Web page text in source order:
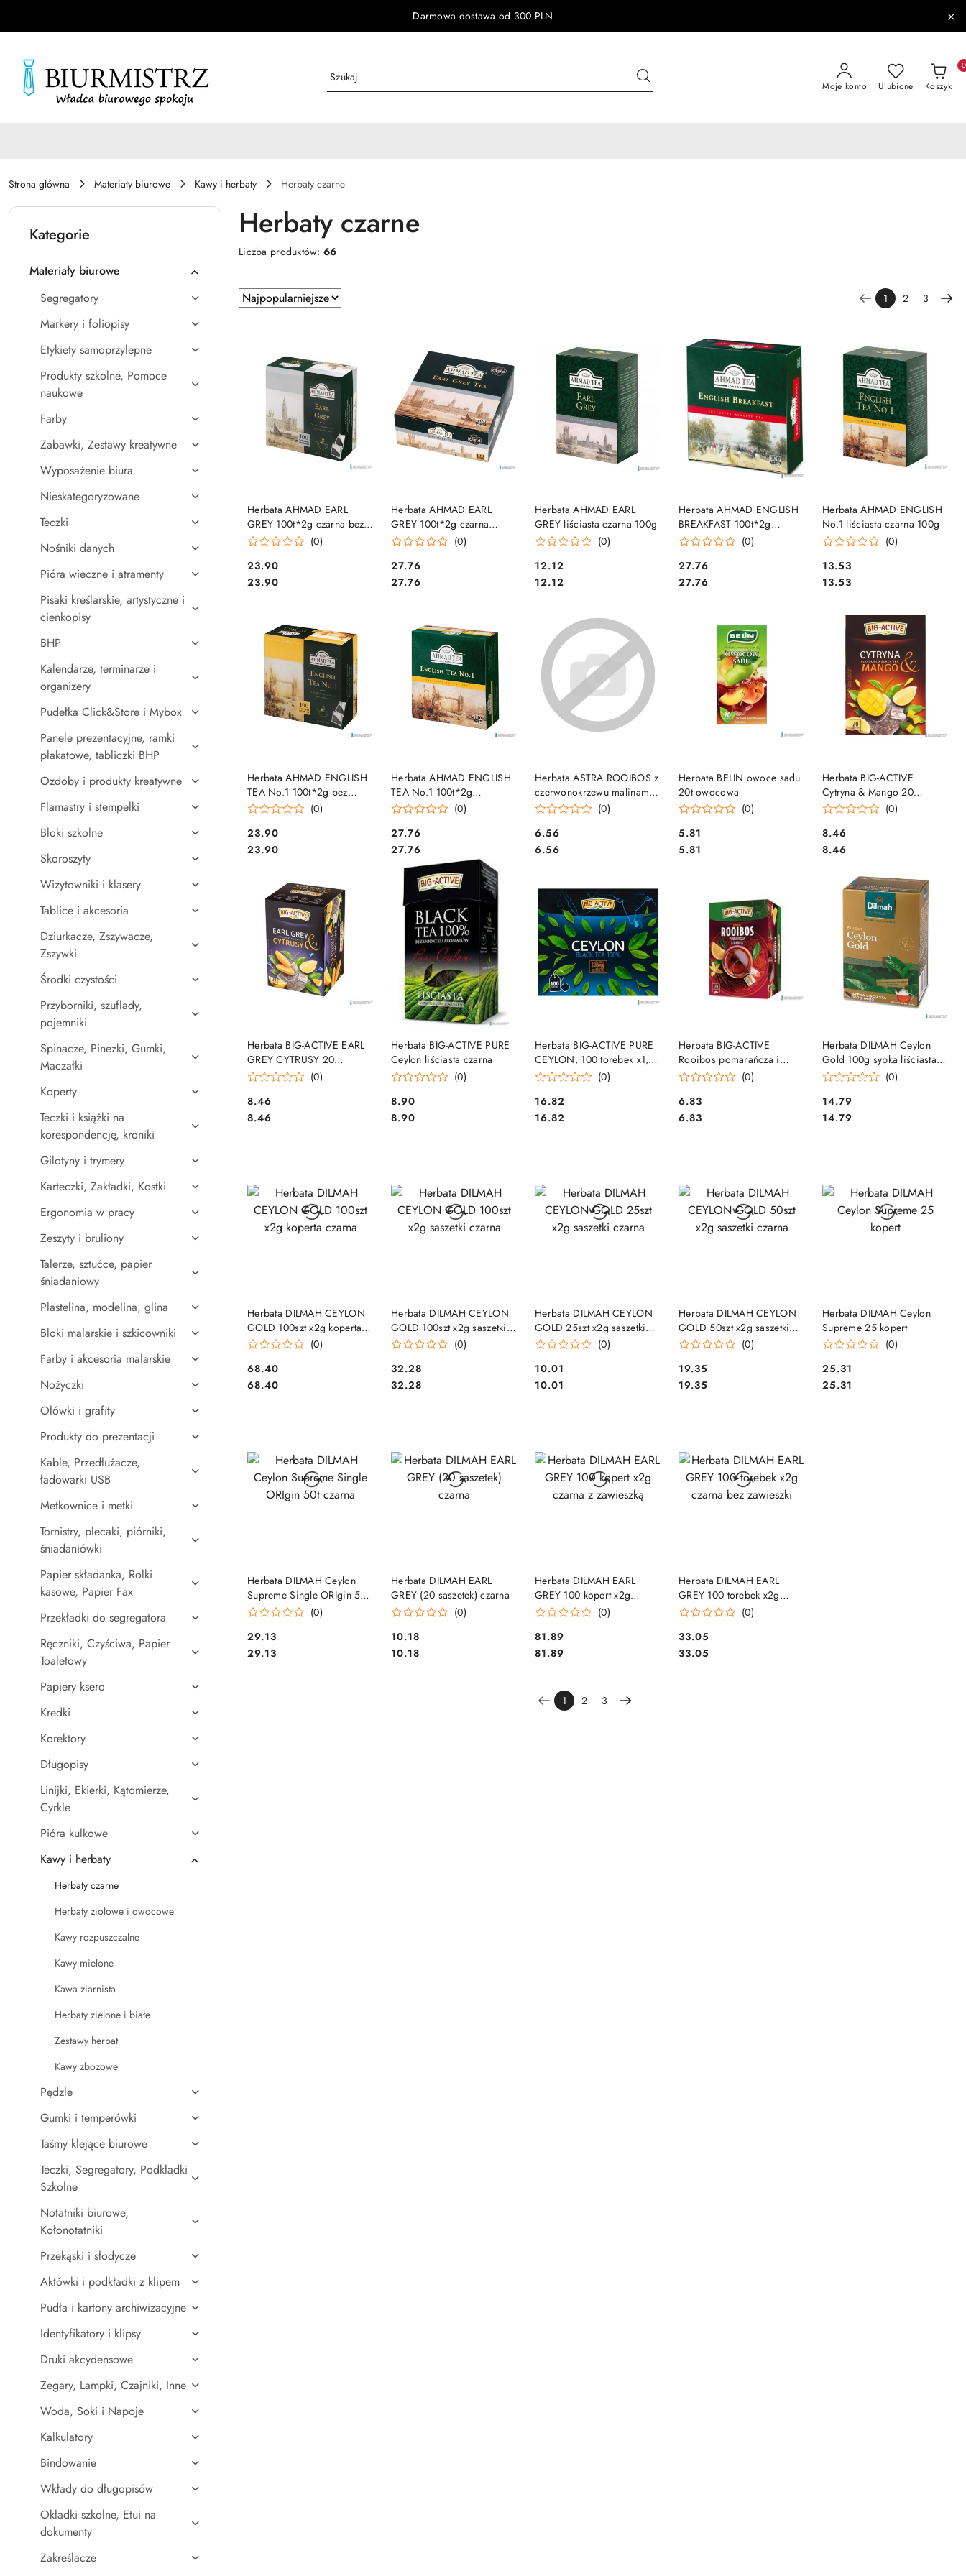
Darmowa dostawa od 300 PLN
Moje konto Ulubione Koszyk
0
Strona główna Materiały biurowe Kawy i herbaty Herbaty czarne
Kategorie
Materiały biurowe
Segregatory
Markery i foliopisy
Etykiety samoprzylepne
Produkty szkolne, Pomoce
naukowe
Farby
Zabawki, Zestawy kreatywne
Wyposażenie biura
Nieskategoryzowane
Teczki
Nośniki danych
Pióra wieczne i atramenty
Pisaki kreślarskie, artystyczne i
cienkopisy
BHP
Kalendarze, terminarze i
organizery
Pudełka Click&Store i Mybox
Panele prezentacyjne, ramki
plakatowe, tabliczki BHP
Ozdoby i produkty kreatywne
Flamastry i stempelki
Bloki szkolne
Skoroszyty
Wizytowniki i klasery
Tablice i akcesoria
Dziurkacze, Zszywacze,
Zszywki
Środki czystości
Przyborniki, szuflady,
pojemniki
Spinacze, Pinezki, Gumki,
Maczałki
Koperty
Teczki i książki na
korespondencję, kroniki
Gilotyny i trymery
Karteczki, Zakładki, Kostki
Ergonomia w pracy
Zeszyty i bruliony
Talerze, sztućce, papier
śniadaniowy
Plastelina, modelina, glina
Bloki malarskie i szkicowniki
Farby i akcesoria malarskie
Nożyczki
Ołówki i grafity
Produkty do prezentacji
Kable, Przedłużacze,
ładowarki USB
Metkownice i metki
Tornistry, plecaki, piórniki,
śniadaniówki
Papier składanka, Rolki
kasowe, Papier Fax
Przekładki do segregatora
Ręczniki, Czyściwa, Papier
Toaletowy
Papiery ksero
Kredki
Korektory
Długopisy
Linijki, Ekierki, Kątomierze,
Cyrkle
Pióra kulkowe
Kawy i herbaty
Herbaty czarne
Herbaty ziołowe i owocowe
Kawy rozpuszczalne
Kawy mielone
Kawa ziarnista
Herbaty zielone i białe
Zestawy herbat
Kawy zbożowe
Pędzle
Gumki i temperówki
Taśmy klejące biurowe
Teczki, Segregatory, Podkładki
Szkolne
Notatniki biurowe,
Kołonotatniki
Przekąski i słodycze
Aktówki i podkładki z klipem
Pudła i kartony archiwizacyjne
Identyfikatory i klipsy
Druki akcydensowe
Zegary, Lampki, Czajniki, Inne
Woda, Soki i Napoje
Kalkulatory
Bindowanie
Wkłady do długopisów
Okładki szkolne, Etui na
dokumenty
Zakreślacze
Herbaty czarne
Liczba produktów:66
Zastosowano
sortowanie:
Sortuj
według
1 2 3
Herbata AHMAD EARL
GREY 100t*2g czarna bez
zawieszki
(0)
Cena:
23.90
Cena:
23.90
DO KOSZYKA
Herbata AHMAD EARL
GREY 100t*2g czarna
zawieszka
(0)
Cena:
27.76
Cena:
27.76
DO KOSZYKA
Herbata AHMAD EARL
GREY liściasta czarna 100g
(0)
Cena:
12.12
Cena:
12.12
DO KOSZYKA
Herbata AHMAD ENGLISH
BREAKFAST 100t*2g
zawieszka
(0)
Cena:
27.76
Cena:
27.76
DO KOSZYKA
Herbata AHMAD ENGLISH
No.1 liściasta czarna 100g
(0)
Cena:
13.53
Cena:
13.53
DO KOSZYKA
Herbata AHMAD ENGLISH
TEA No.1 100t*2g bez
zawieszki
(0)
Cena:
23.90
Cena:
23.90
DO KOSZYKA
Herbata AHMAD ENGLISH
TEA No.1 100t*2g
zawieszka
(0)
Cena:
27.76
Cena:
27.76
DO KOSZYKA
Herbata ASTRA ROOIBOS z
czerwonokrzewu malinami
grapefruitem 20t czerwona
(0)
Cena:
6.56
Cena:
6.56
DO KOSZYKA
Herbata BELIN owoce sadu
20t owocowa
(0)
Cena:
5.81
Cena:
5.81
DO KOSZYKA
Herbata BIG-ACTIVE
Cytryna & Mango 20
torebek/40g z kawałkami
(0)
Cena:
8.46
Cena:
8.46
DO KOSZYKA
Herbata BIG-ACTIVE EARL
GREY CYTRUSY 20
kopert/40g czarna
(0)
Cena:
8.46
Cena:
8.46
DO KOSZYKA
Herbata BIG-ACTIVE PURE
Ceylon liściasta czarna
(0)
Cena:
8.90
Cena:
8.90
DO KOSZYKA
Herbata BIG-ACTIVE PURE
CEYLON, 100 torebek x1,5g
z zawieszką czarna
(0)
Cena:
16.82
Cena:
16.82
DO KOSZYKA
Herbata BIG-ACTIVE
Rooibos pomarańcza i
wanilia 20t czerwona
(0)
Cena:
6.83
Cena:
6.83
DO KOSZYKA
Herbata DILMAH Ceylon
Gold 100g sypka liściasta
czarna
(0)
Cena:
14.79
Cena:
14.79
DO KOSZYKA
Herbata DILMAH CEYLON
GOLD 100szt x2g koperta
czarna
(0)
Cena:
68.40
Cena:
68.40
DO KOSZYKA
Herbata DILMAH CEYLON
GOLD 100szt x2g saszetki
czarna
(0)
Cena:
32.28
Cena:
32.28
DO KOSZYKA
Herbata DILMAH CEYLON
GOLD 25szt x2g saszetki
czarna
(0)
Cena:
10.01
Cena:
10.01
DO KOSZYKA
Herbata DILMAH CEYLON
GOLD 50szt x2g saszetki
czarna
(0)
Cena:
19.35
Cena:
19.35
DO KOSZYKA
Herbata DILMAH Ceylon
Supreme 25 kopert
(0)
Cena:
25.31
Cena:
25.31
DO KOSZYKA
Herbata DILMAH Ceylon
Supreme Single ORIgin 50t
czarna
(0)
Cena:
29.13
Cena:
29.13
DO KOSZYKA
Herbata DILMAH EARL
GREY (20 saszetek) czarna
(0)
Cena:
10.18
Cena:
10.18
DO KOSZYKA
Herbata DILMAH EARL
GREY 100 kopert x2g
czarna z zawieszką
(0)
Cena:
81.89
Cena:
81.89
DO KOSZYKA
Herbata DILMAH EARL
GREY 100 torebek x2g
czarna bez zawieszki
(0)
Cena:
33.05
Cena:
33.05
DO KOSZYKA
1 2 3